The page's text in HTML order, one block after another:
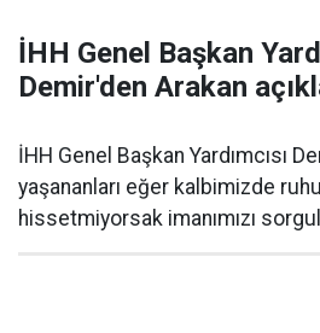
İHH Genel Başkan
Demir'den Arakan
İHH Genel Başkan Yardımcısı
yaşananları eğer kalbimizde
hissetmiyorsak imanımızı